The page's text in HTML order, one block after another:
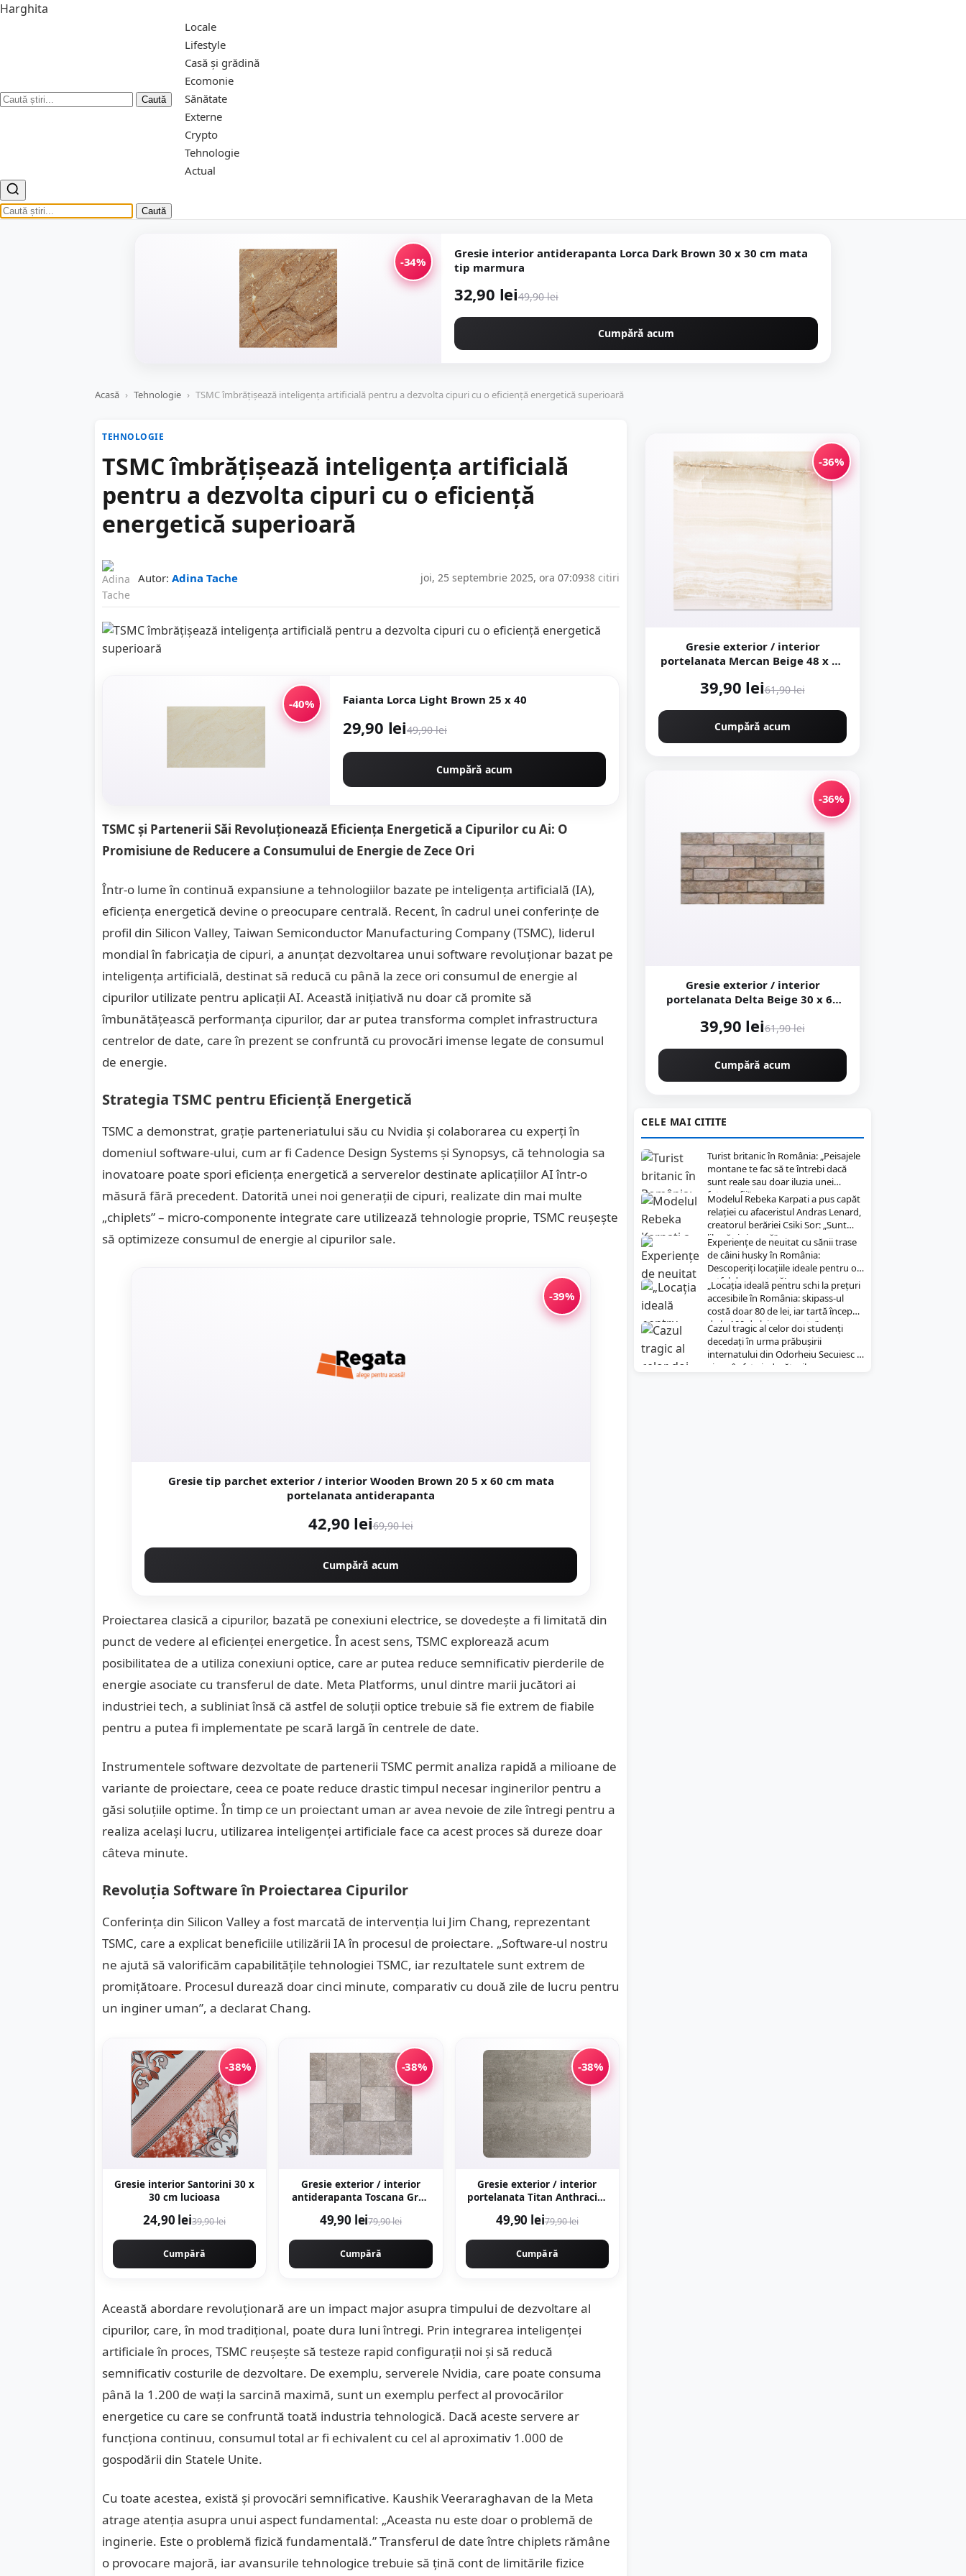
Harghita
Caută
Locale
Lifestyle
Casă și grădină
Ecomonie
Sănătate
Externe
Crypto
Tehnologie
Actual
Caută
-34%
Gresie interior antiderapanta Lorca Dark Brown 30 x 30 cm mata
tip marmura
32,90 lei49,90 lei
Cumpără acum
Acasă › Tehnologie › TSMC îmbrățișează inteligența artificială pentru a dezvolta cipuri cu o eficiență energetică superioară
TEHNOLOGIE
TSMC îmbrățișează inteligența artificială
pentru a dezvolta cipuri cu o eficiență
energetică superioară
Autor: Adina Tache joi, 25 septembrie 2025, ora 07:0938 citiri
-40% Faianta Lorca Light Brown 25 x 40
29,90 lei49,90 lei
Cumpără acum
TSMC și Partenerii Săi Revoluționează Eficiența Energetică a Cipurilor cu Ai: O
Promisiune de Reducere a Consumului de Energie de Zece Ori
Într-o lume în continuă expansiune a tehnologiilor bazate pe inteligența artificială (IA),
eficiența energetică devine o preocupare centrală. Recent, în cadrul unei conferințe de
profil din Silicon Valley, Taiwan Semiconductor Manufacturing Company (TSMC), liderul
mondial în fabricația de cipuri, a anunțat dezvoltarea unui software revoluționar bazat pe
inteligența artificială, destinat să reducă cu până la zece ori consumul de energie al
cipurilor utilizate pentru aplicații AI. Această inițiativă nu doar că promite să
îmbunătățească performanța cipurilor, dar ar putea transforma complet infrastructura
centrelor de date, care în prezent se confruntă cu provocări imense legate de consumul
de energie.
Strategia TSMC pentru Eficiență Energetică
TSMC a demonstrat, grație parteneriatului său cu Nvidia și colaborarea cu experți în
domeniul software-ului, cum ar fi Cadence Design Systems și Synopsys, că tehnologia sa
inovatoare poate spori eficiența energetică a serverelor destinate aplicațiilor AI într-o
măsură fără precedent. Datorită unei noi generații de cipuri, realizate din mai multe
„chiplets” – micro-componente integrate care utilizează tehnologie proprie, TSMC reușește
să optimizeze consumul de energie al cipurilor sale.
-39%
Gresie tip parchet exterior / interior Wooden Brown 20 5 x 60 cm mata
portelanata antiderapanta
42,90 lei69,90 lei
Cumpără acum
Proiectarea clasică a cipurilor, bazată pe conexiuni electrice, se dovedește a fi limitată din
punct de vedere al eficienței energetice. În acest sens, TSMC explorează acum
posibilitatea de a utiliza conexiuni optice, care ar putea reduce semnificativ pierderile de
energie asociate cu transferul de date. Meta Platforms, unul dintre marii jucători ai
industriei tech, a subliniat însă că astfel de soluții optice trebuie să fie extrem de fiabile
pentru a putea fi implementate pe scară largă în centrele de date.
Instrumentele software dezvoltate de partenerii TSMC permit analiza rapidă a milioane de
variante de proiectare, ceea ce poate reduce drastic timpul necesar inginerilor pentru a
găsi soluțiile optime. În timp ce un proiectant uman ar avea nevoie de zile întregi pentru a
realiza același lucru, utilizarea inteligenței artificiale face ca acest proces să dureze doar
câteva minute.
Revoluția Software în Proiectarea Cipurilor
Conferința din Silicon Valley a fost marcată de intervenția lui Jim Chang, reprezentant
TSMC, care a explicat beneficiile utilizării IA în procesul de proiectare. „Software-ul nostru
ne ajută să valorificăm capabilitățile tehnologiei TSMC, iar rezultatele sunt extrem de
promițătoare. Procesul durează doar cinci minute, comparativ cu două zile de lucru pentru
un inginer uman”, a declarat Chang.
-38%
Gresie interior Santorini 30 x
30 cm lucioasa
24,90 lei39,90 lei
Cumpără
-38%
Gresie exterior / interior
antiderapanta Toscana Grey
rectificata tip piatra naturala
49,90 lei79,90 lei
Cumpără
-38%
Gresie exterior / interior
portelanata Titan Anthracite
aspect ciment
49,90 lei79,90 lei
Cumpără
Această abordare revoluționară are un impact major asupra timpului de dezvoltare al
cipurilor, care, în mod tradițional, poate dura luni întregi. Prin integrarea inteligenței
artificiale în proces, TSMC reușește să testeze rapid configurații noi și să reducă
semnificativ costurile de dezvoltare. De exemplu, serverele Nvidia, care poate consuma
până la 1.200 de wați la sarcină maximă, sunt un exemplu perfect al provocărilor
energetice cu care se confruntă toată industria tehnologică. Dacă aceste servere ar
funcționa continuu, consumul total ar fi echivalent cu cel al aproximativ 1.000 de
gospodării din Statele Unite.
Cu toate acestea, există și provocări semnificative. Kaushik Veeraraghavan de la Meta
atrage atenția asupra unui aspect fundamental: „Aceasta nu este doar o problemă de
inginerie. Este o problemă fizică fundamentală.” Transferul de date între chiplets rămâne
o provocare majoră, iar avansurile tehnologice trebuie să țină cont de limitările fizice
-36%
Gresie exterior / interior
portelanata Mercan Beige 48 x 48
39,90 lei61,90 lei
Cumpără acum
-36%
Gresie exterior / interior
portelanata Delta Beige 30 x 60
39,90 lei61,90 lei
Cumpără acum
CELE MAI CITITE
Turist britanic în România: „Peisajele
montane te fac să te întrebi dacă
sunt reale sau doar iluzia unei
fotografii”
Modelul Rebeka Karpati a pus capăt
relației cu afaceristul Andras Lenard,
creatorul berăriei Csiki Sor: „Sunt
liberă și singură”
Experiențe de neuitat cu sănii trase
de câini husky în România:
Descoperiți locațiile ideale pentru o
astfel de aventură!
„Locația ideală pentru schi la prețuri
accesibile în România: skipass-ul
costă doar 80 de lei, iar tartă începe
de la 100 de lei pe noapte”
Cazul tragic al celor doi studenți
decedați în urma prăbușirii
internatului din Odorheiu Secuiesc a
ajuns în fața judecătorilor